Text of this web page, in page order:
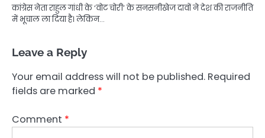
कांग्रेस नेता राहुल गांधी के ‘वोट चोरी’ के सनसनीखेज दावों ने देश की राजनीति
में भूचाल ला दिया है। लेकिन…
Leave a Reply
Your email address will not be published. Required
fields are marked *
Comment *